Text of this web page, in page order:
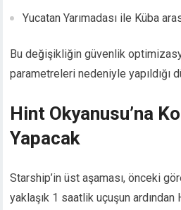
Yucatan Yarımadası ile Küba
Bu değişikliğin güvenlik
parametreleri nedeniyle yapıldığı
Hint Okyanusu’na
Yapacak
Starship’in üst aşaması, önceki
yaklaşık 1 saatlik uçuşun ardından